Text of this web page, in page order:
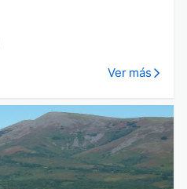
Ver más